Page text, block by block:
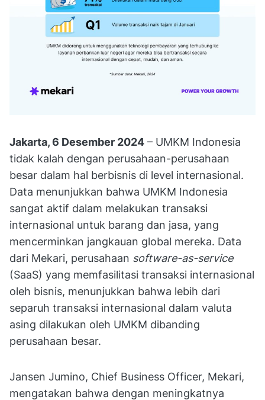
Jakarta, 6 Desember 2024 – UMKM Indonesia
tidak kalah dengan perusahaan-perusahaan
besar dalam hal berbisnis di level internasional.
Data menunjukkan bahwa UMKM Indonesia
sangat aktif dalam melakukan transaksi
internasional untuk barang dan jasa, yang
mencerminkan jangkauan global mereka. Data
dari Mekari, perusahaan software-as-service
(SaaS) yang memfasilitasi transaksi internasional
oleh bisnis, menunjukkan bahwa lebih dari
separuh transaksi internasional dalam valuta
asing dilakukan oleh UMKM dibanding
perusahaan besar.
Jansen Jumino, Chief Business Officer, Mekari,
mengatakan bahwa dengan meningkatnya